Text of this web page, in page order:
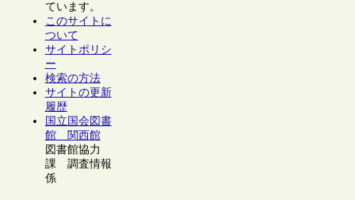
ています。
このサイトに
ついて
サイトポリシ
ー
検索の方法
サイトの更新
履歴
国立国会図書
館 関西館
図書館協力
課 調査情報
係